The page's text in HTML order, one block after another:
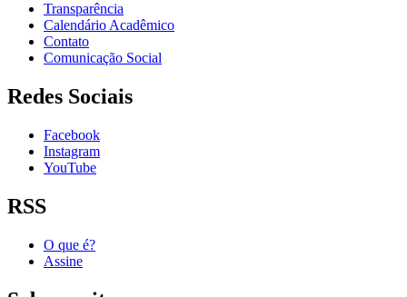
Transparência
Calendário Acadêmico
Contato
Comunicação Social
Redes Sociais
Facebook
Instagram
YouTube
RSS
O que é?
Assine